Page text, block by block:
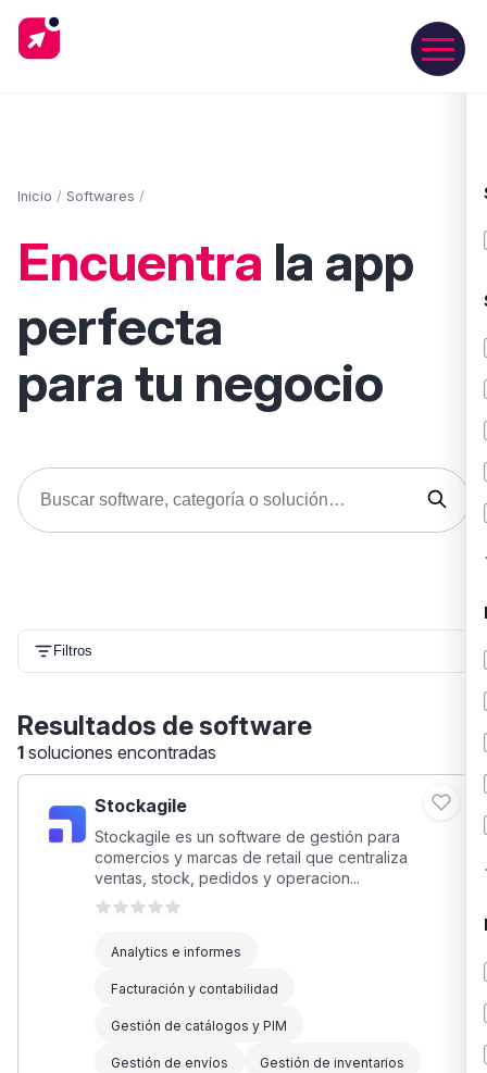
Inicio / Softwares /
Encuentra la app
perfecta
para tu negocio
Filtros
Resultados de software
1 soluciones encontradas
Stockagile
Stockagile es un software de gestión para
comercios y marcas de retail que centraliza
ventas, stock, pedidos y operacion...
Analytics e informes
Facturación y contabilidad
Gestión de catálogos y PIM
Gestión de envíos Gestión de inventarios